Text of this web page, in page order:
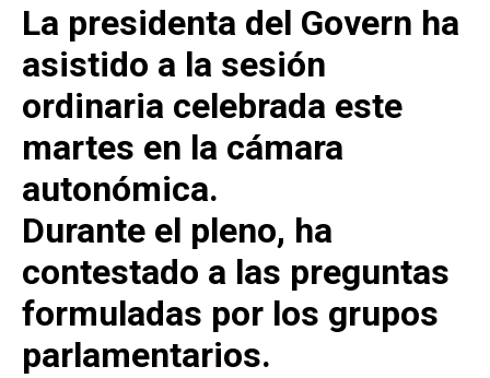
La presidenta del Govern ha
asistido a la sesión
ordinaria celebrada este
martes en la cámara
autonómica.
Durante el pleno, ha
contestado a las preguntas
formuladas por los grupos
parlamentarios.